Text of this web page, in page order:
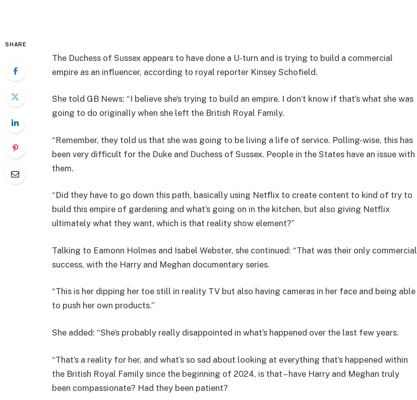
SHARE
The Duchess of Sussex appears to have done a U-turn and is trying to build a commercial
empire as an influencer, according to royal reporter Kinsey Schofield.
She told GB News: “I believe she’s trying to build an empire. I don’t know if that’s what she was
going to do originally when she left the British Royal Family.
“Remember, they told us that she was going to be living a life of service. Polling-wise, this has
been very difficult for the Duke and Duchess of Sussex. People in the States have an issue with
them.
“Did they have to go down this path, basically using Netflix to create content to kind of try to
build this empire of gardening and what’s going on in the kitchen, but also giving Netflix
ultimately what they want, which is that reality show element?”
Talking to Eamonn Holmes and Isabel Webster, she continued: “That was their only commercial
success, with the Harry and Meghan documentary series.
“This is her dipping her toe still in reality TV but also having cameras in her face and being able
to push her own products.”
She added: “She’s probably really disappointed in what’s happened over the last few years.
“That’s a reality for her, and what’s so sad about looking at everything that’s happened within
the British Royal Family since the beginning of 2024, is that – have Harry and Meghan truly
been compassionate? Had they been patient?